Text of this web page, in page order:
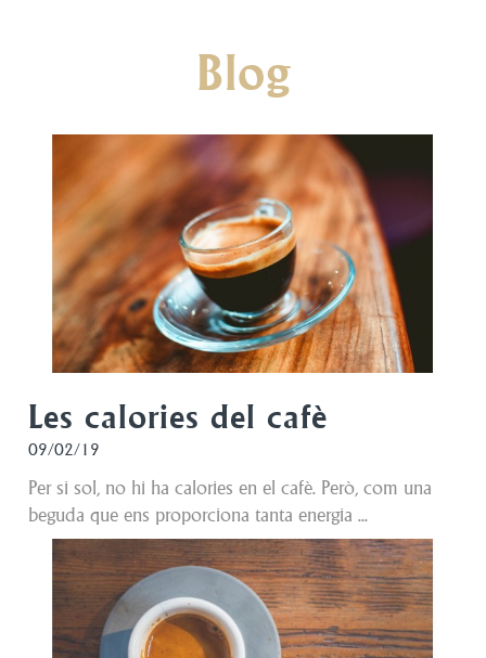
Blog
Les calories del cafè
09/02/19
Per si sol, no hi ha calories en el cafè. Però, com una
beguda que ens proporciona tanta energia ...